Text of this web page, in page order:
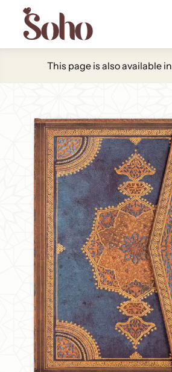
content
This page is also available in